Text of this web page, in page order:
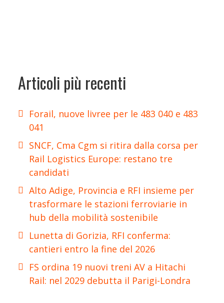
Articoli più recenti
Forail, nuove livree per le 483 040 e 483
041
SNCF, Cma Cgm si ritira dalla corsa per
Rail Logistics Europe: restano tre
candidati
Alto Adige, Provincia e RFI insieme per
trasformare le stazioni ferroviarie in
hub della mobilità sostenibile
Lunetta di Gorizia, RFI conferma:
cantieri entro la fine del 2026
FS ordina 19 nuovi treni AV a Hitachi
Rail: nel 2029 debutta il Parigi-Londra